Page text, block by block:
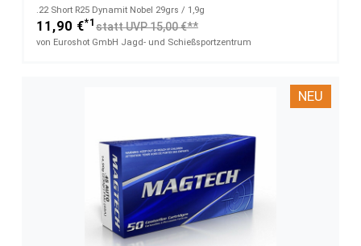
.22 Short R25 Dynamit Nobel 29grs / 1,9g
11,90 €*1 statt UVP 15,00 €**
von Euroshot GmbH Jagd- und Schießsportzentrum
NEU